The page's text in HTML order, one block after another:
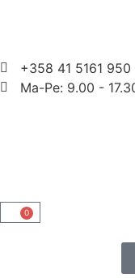
+358 41 5161 950
Ma-Pe: 9.00 -
0